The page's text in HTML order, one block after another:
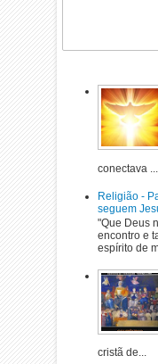
conectava ...
Religião -
seguem
"Que Deus
encontro e
espírito de
cristã de...